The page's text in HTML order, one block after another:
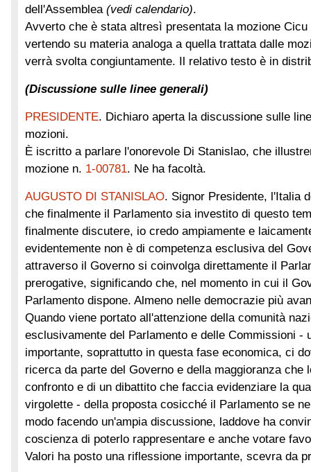
dell'Assemblea (vedi calendario).
Avverto che è stata altresì presentata la mozione
vertendo su materia analoga a quella trattata dalle
verrà svolta congiuntamente. Il relativo testo è in
(Discussione sulle linee generali)
PRESIDENTE. Dichiaro aperta la discussione sulle
mozioni.
È iscritto a parlare l'onorevole Di Stanislao, che
mozione n. 1-00781. Ne ha facoltà.
AUGUSTO DI STANISLAO. Signor Presidente, l'Italia
che finalmente il Parlamento sia investito di questo
finalmente discutere, io credo ampiamente e
evidentemente non è di competenza esclusiva del
attraverso il Governo si coinvolga direttamente il
prerogative, significando che, nel momento in cui il
Parlamento dispone. Almeno nelle democrazie più
Quando viene portato all'attenzione della comunità
esclusivamente del Parlamento e delle Commissioni -
importante, soprattutto in questa fase economica, ci
ricerca da parte del Governo e della maggioranza che
confronto e di un dibattito che faccia evidenziare la
virgolette - della proposta cosicché il Parlamento se
modo facendo un'ampia discussione, laddove ha
coscienza di poterlo rappresentare e anche votare
Valori ha posto una riflessione importante, scevra da